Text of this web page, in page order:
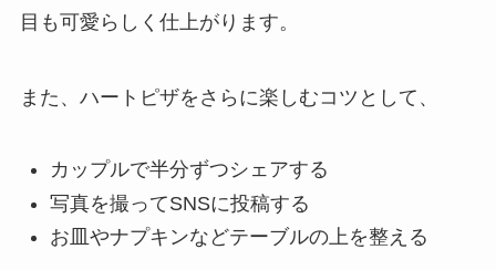
目も可愛らしく仕上がります。
また、ハートピザをさらに楽しむコツとして、
カップルで半分ずつシェアする
写真を撮ってSNSに投稿する
お皿やナプキンなどテーブルの上を整える